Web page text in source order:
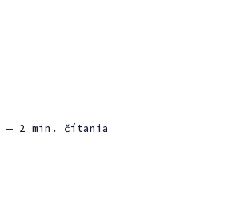
— 2 min. čítania